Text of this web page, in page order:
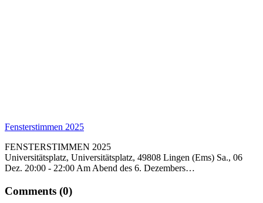
Fensterstimmen 2025
FENSTERSTIMMEN 2025
Universitätsplatz, Universitätsplatz, 49808 Lingen (Ems) Sa., 06
Dez. 20:00 - 22:00 Am Abend des 6. Dezembers…
Comments (0)